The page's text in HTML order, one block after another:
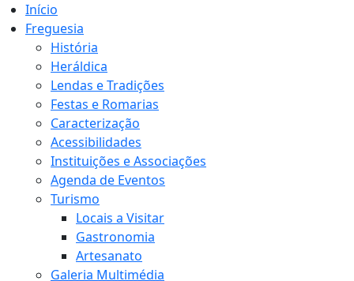
Início
Freguesia
História
Heráldica
Lendas e Tradições
Festas e Romarias
Caracterização
Acessibilidades
Instituições e Associações
Agenda de Eventos
Turismo
Locais a Visitar
Gastronomia
Artesanato
Galeria Multimédia